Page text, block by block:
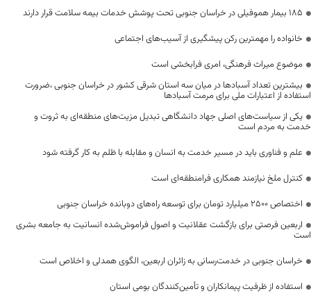
۱۸۵ بیمار هموفیلی در خراسان جنوبی تحت پوشش خدمات بیمه سلامت قرار دارند
خانواده را مهمترین رکن پیشگیری از آسیب‌های اجتماعی
موضوع میراث فرهنگی، امری فرابخشی است
بیشترین تعداد آسبادها در میان سه استان شرقی کشور در خراسان جنوبی ،ضرورت
استفاده از اعتبارات ملی برای مرمت آسبادها
یکی از سیاست‌های اصلی جهاد دانشگاهی تبدیل مزیت‌های منطقه‌ای به ثروت و
خدمت به مردم است
علم و فناوری باید در مسیر خدمت به انسان و مقابله با ظلم به کار گرفته شود
کنترل ملخ نیازمند همکاری فرامنطقه‌ای است
اختصاص 2500 میلیارد تومان برای توسعه راه‌های دوبانده خراسان جنوبی
اربعین فرصتی برای بازگشت عقلانیت و اصول فراموش‌شده انسانیت به جامعه بشری
است
خراسان جنوبی در خدمت‌رسانی به زائران اربعین، الگوی همدلی و اخلاص است
استفاده از ظرفیت پیمانکاران و تأمین‌کنندگان بومی استان